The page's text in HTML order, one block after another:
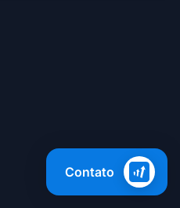
Contato